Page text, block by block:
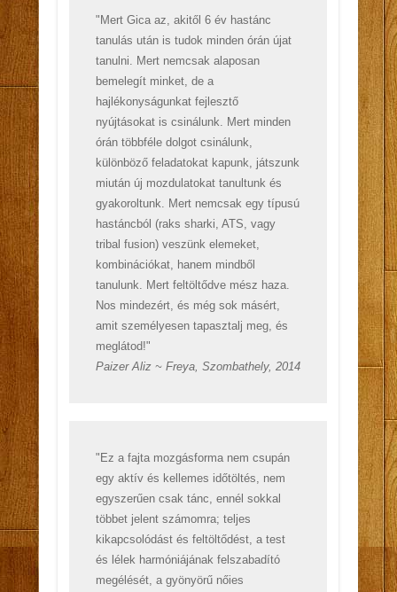
"Mert Gica az, akitől 6 év hastánc
tanulás után is tudok minden órán újat
tanulni. Mert nemcsak alaposan
bemelegít minket, de a
hajlékonyságunkat fejlesztő
nyújtásokat is csinálunk. Mert minden
órán többféle dolgot csinálunk,
különböző feladatokat kapunk, játszunk
miután új mozdulatokat tanultunk és
gyakoroltunk. Mert nemcsak egy típusú
hastáncból (raks sharki, ATS, vagy
tribal fusion) veszünk elemeket,
kombinációkat, hanem mindből
tanulunk. Mert feltöltődve mész haza.
Nos mindezért, és még sok másért,
amit személyesen tapasztalj meg, és
meglátod!"
Paizer Aliz ~ Freya, Szombathely, 2014
"Ez a fajta mozgásforma nem csupán
egy aktív és kellemes időtöltés, nem
egyszerűen csak tánc, ennél sokkal
többet jelent számomra; teljes
kikapcsolódást és feltöltődést, a test
és lélek harmóniájának felszabadító
megélését, a gyönyörű nőies